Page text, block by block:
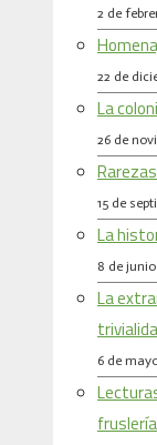
2 de
22 de
La
26 de
15 de
La
8 de
La
6 de